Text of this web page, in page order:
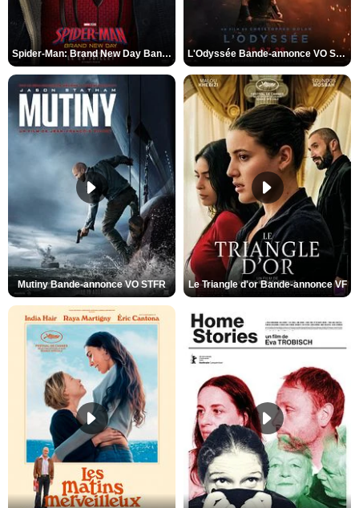
Spider-Man: Brand New Day Bande-annonce VO STFR L'Odyssée Bande-annonce VO STFR
Mutiny Bande-annonce VO STFR Le Triangle d'or Bande-annonce VF